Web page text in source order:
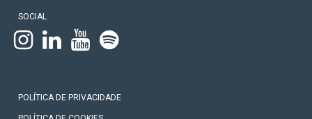
SOCIAL
POLÍTICA DE PRIVACIDADE